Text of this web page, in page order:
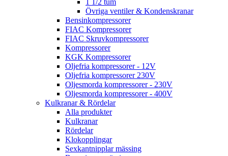
1 1/2 tum
Övriga ventiler & Kondenskranar
Bensinkompressorer
FIAC Kompressorer
FIAC Skruvkompressorer
Kompressorer
KGK Kompressorer
Oljefria kompressorer - 12V
Oljefria kompressorer 230V
Oljesmorda kompressorer - 230V
Oljesmorda kompressorer - 400V
Kulkranar & Rördelar
Alla produkter
Kulkranar
Rördelar
Klokopplingar
Sexkantnipplar mässing